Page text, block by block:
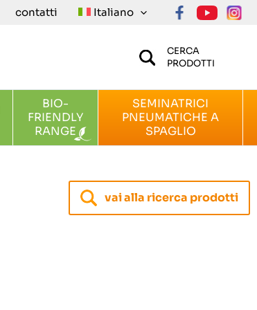
contatti Italiano
CERCA
PRODOTTI
BIO-
FRIENDLY
RANGE
SEMINATRICI
PNEUMATICHE A
SPAGLIO
vai alla ricerca prodotti